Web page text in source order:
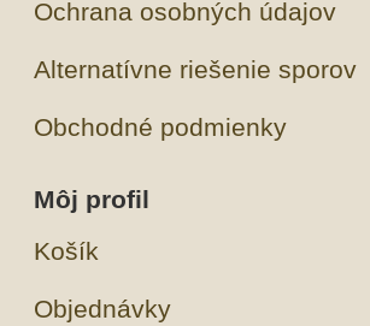
Ochrana osobných údajov
Alternatívne riešenie sporov
Obchodné podmienky
Môj profil
Košík
Objednávky